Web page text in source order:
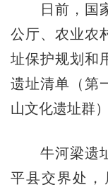
日前，国家
公厅、农业农
址保护规划和
遗址清单（第
山文化遗址群）
牛河梁遗址
平县交界处